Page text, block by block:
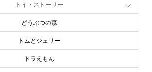
トイ・ストーリー
どうぶつの森
トムとジェリー
ドラえもん